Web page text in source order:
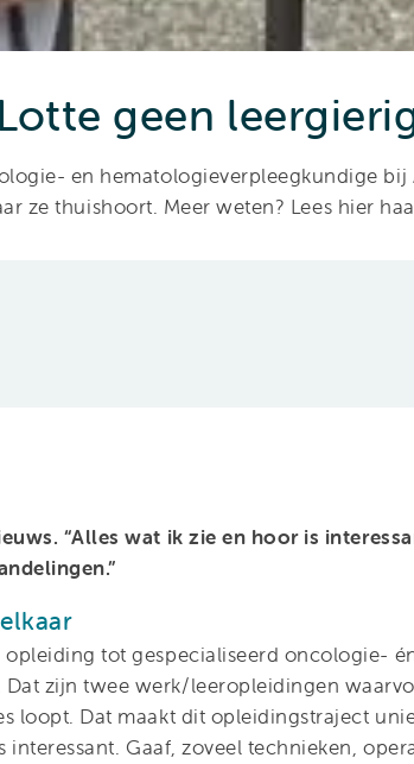
geen
en hematologieverpleegkundige bij
ze thuishoort. Meer weten? Lees hier
“Alles wat ik zie en hoor is
opleiding tot gespecialiseerd oncologie-
zijn twee werk/leeropleidingen
loopt. Dat maakt dit opleidingstraject
interessant. Gaaf, zoveel technieken,